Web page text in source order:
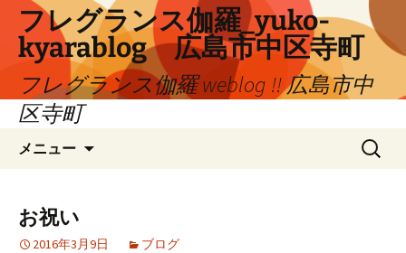
ツ
フレグランス伽羅_yuko-
kyarablog 広島市中区寺町
フレグランス伽羅 weblog !! 広島市中
区寺町
メニュー
検
索:
お祝い
2016年3月9日 ブログ